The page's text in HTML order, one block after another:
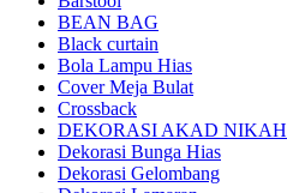
BEAN BAG
Black curtain
Bola Lampu Hias
Cover Meja Bulat
Crossback
DEKORASI AKAD NIKAH
Dekorasi Bunga Hias
Dekorasi Gelombang